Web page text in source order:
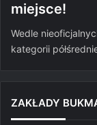
miejsce!
Wedle
kategorii
ZAKŁADY